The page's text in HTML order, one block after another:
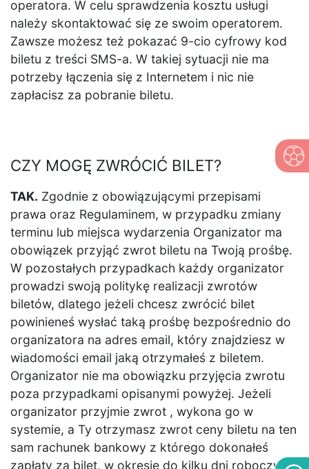
operatora. W celu sprawdzenia kosztu usługi
należy skontaktować się ze swoim operatorem.
Zawsze możesz też pokazać 9-cio cyfrowy kod
biletu z treści SMS-a. W takiej sytuacji nie ma
potrzeby łączenia się z Internetem i nic nie
zapłacisz za pobranie biletu.
CZY MOGĘ ZWRÓCIĆ BILET?
TAK. Zgodnie z obowiązującymi przepisami
prawa oraz Regulaminem, w przypadku zmiany
terminu lub miejsca wydarzenia Organizator ma
obowiązek przyjąć zwrot biletu na Twoją prośbę.
W pozostałych przypadkach każdy organizator
prowadzi swoją politykę realizacji zwrotów
biletów, dlatego jeżeli chcesz zwrócić bilet
powinieneś wysłać taką prośbę bezpośrednio do
organizatora na adres email, który znajdziesz w
wiadomości email jaką otrzymałeś z biletem.
Organizator nie ma obowiązku przyjęcia zwrotu
poza przypadkami opisanymi powyżej. Jeżeli
organizator przyjmie zwrot , wykona go w
systemie, a Ty otrzymasz zwrot ceny biletu na ten
sam rachunek bankowy z którego dokonałeś
zapłaty za bilet, w okresie do kilku dni roboczych